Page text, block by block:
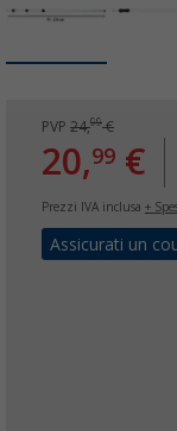
PVP 24,99€
20,99 €
Prezzi IVA inclusa +
Assicurati un